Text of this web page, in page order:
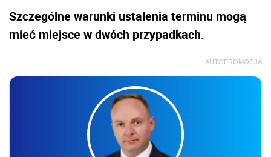
Szczególne warunki ustalenia terminu mogą
mieć miejsce w dwóch przypadkach.
AUTOPROMOCJA